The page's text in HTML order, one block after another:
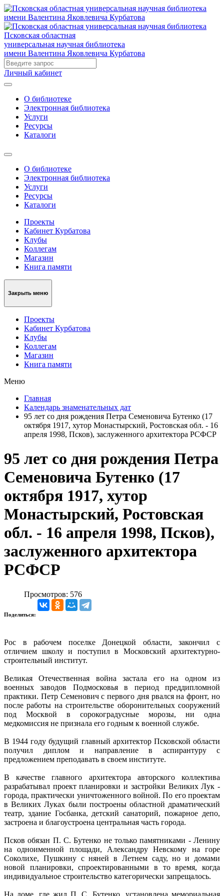
Псковская областная
универсальная научная библиотека
имени Валентина Яковлевича Курбатова
Личный кабинет
О библиотеке
Электронная библиотека
Услуги
Ресурсы
Каталоги
О библиотеке
Электронная библиотека
Услуги
Ресурсы
Каталоги
Проекты
Кабинет Курбатова
Клубы
Коллегам
Магазин
Книга памяти
Закрыть меню
Проекты
Кабинет Курбатова
Клубы
Коллегам
Магазин
Книга памяти
Меню
Главная
Календарь знаменательных дат
95 лет со дня рождения Петра Семеновича Бутенко (17
октября 1917, хутор Монастырский, Ростовская обл. - 16
апреля 1998, Псков), заслуженного архитектора РСФСР
95 лет со дня рождения Петра
Семеновича Бутенко (17
октября 1917, хутор
Монастырский, Ростовская
обл. - 16 апреля 1998, Псков),
заслуженного архитектора
РСФСР
Просмотров: 576
Поделиться:
Рос в рабочем поселке Донецкой области, закончил с
отличием школу и поступил в Московский архитектурно-
строительный институт.
Великая Отечественная война застала его на одном из
военных заводов Подмосковья в период преддипломной
практики. Петр Семенович с первого дня рвался на фронт, но
после работы на строительстве оборонительных сооружений
под Москвой в сорокоградусные морозы, ни одна
медкомиссия не признала его годным к военной службе.
В 1944 году будущий главный архитектор Псковской области
получил диплом и направление в аспирантуру с
предложением преподавать в своем институте.
В качестве главного архитектора авторского коллектива
разрабатывал проект планировки и застройки Великих Лук -
города, практически уничтоженного войной. По его проектам
в Великих Луках были построены областной драматический
театр, здание Госбанка, детский санаторий, пожарное депо,
застроена и благоустроена центральная часть города.
Псков обязан П. С. Бутенко не только памятниками - Ленину
на одноименной площади, Александру Невскому на горе
Соколихе, Пушкину с няней в Летнем саду, но и домами
новой планировки, спроектированными в то время, когда
индивидуальное строительство категорически запрещалось.
На доме, где жил П. С. Бутенко, установлена мемориальная